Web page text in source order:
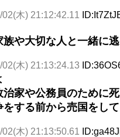
02(木) 21:12:42.11
族や大切な人と一緒に
02(木) 21:13:24.13
治家や公務員のために
をする前から売国をし
02(木) 21:13:50.61